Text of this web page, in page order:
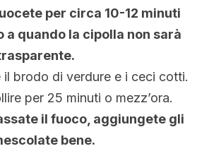
per circa 10-12 minuti
a quando la cipolla non sarà
il brodo di verdure e i ceci cotti.
per 25 minuti o mezz’ora.
il fuoco, aggiungete gli
bene.